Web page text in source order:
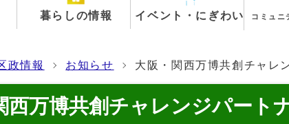
暮らしの情報 イベント・にぎわい コミュニ
政情報 お知らせ 大阪・関西万博共創チャレ
西万博共創チャレンジパート